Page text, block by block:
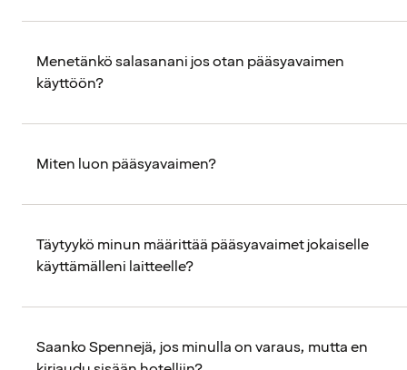
Menetänkö salasanani jos otan pääsyavaimen
käyttöön?
Miten luon pääsyavaimen?
Täytyykö minun määrittää pääsyavaimet jokaiselle
käyttämälleni laitteelle?
Saanko Spennejä, jos minulla on varaus, mutta en